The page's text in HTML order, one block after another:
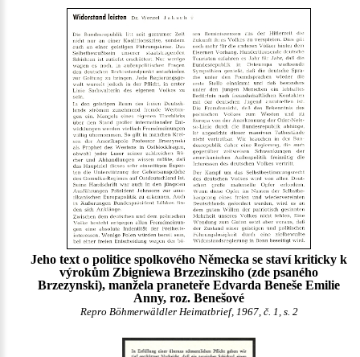
Jeho text o politice spolkového Německa se staví kriticky k
výrokům Zbigniewa Brzezinskiho (zde psaného
Brzezynski), manžela praneteře Edvarda Beneše Emilie
Anny, roz. Benešové
Repro Böhmerwäldler Heimatbrief, 1967, č. 1, s. 2